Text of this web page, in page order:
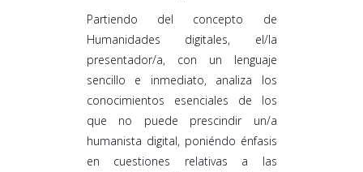
Partiendo del concepto de
Humanidades digitales, el/la
presentador/a, con un lenguaje
sencillo e inmediato, analiza los
conocimientos esenciales de los
que no puede prescindir un/a
humanista digital, poniéndo énfasis
en cuestiones relativas a las